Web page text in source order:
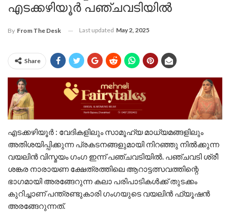
എടക്കഴിയൂർ പഞ്ചവടിയിൽ
By From The Desk Last updated May 2, 2025
Share
എടക്കഴിയൂർ : വേദികളിലും സാമൂഹ്യ മാധ്യമങ്ങളിലും
അതിശയിപ്പിക്കുന്ന പ്രകടനങ്ങളുമായി നിറഞ്ഞു നിൽക്കുന്ന
വയലിൻ വിസ്മയം ഗംഗ ഇന്ന് പഞ്ചവടിയിൽ. പഞ്ചവടി ശ്രീ
ശങ്കര നാരായണ ക്ഷേത്രത്തിലെ ആറാട്ടത്സവത്തിന്റെ
ഭാഗമായി അരങ്ങേറുന്ന കലാ പരിപാടികൾക്ക് തുടക്കം
കുറിച്ചാണ് പന്ത്രണ്ടുകാരി ഗംഗയുടെ വയലിൻ ഫ്യൂഷൻ
അരങ്ങേറുന്നത്.